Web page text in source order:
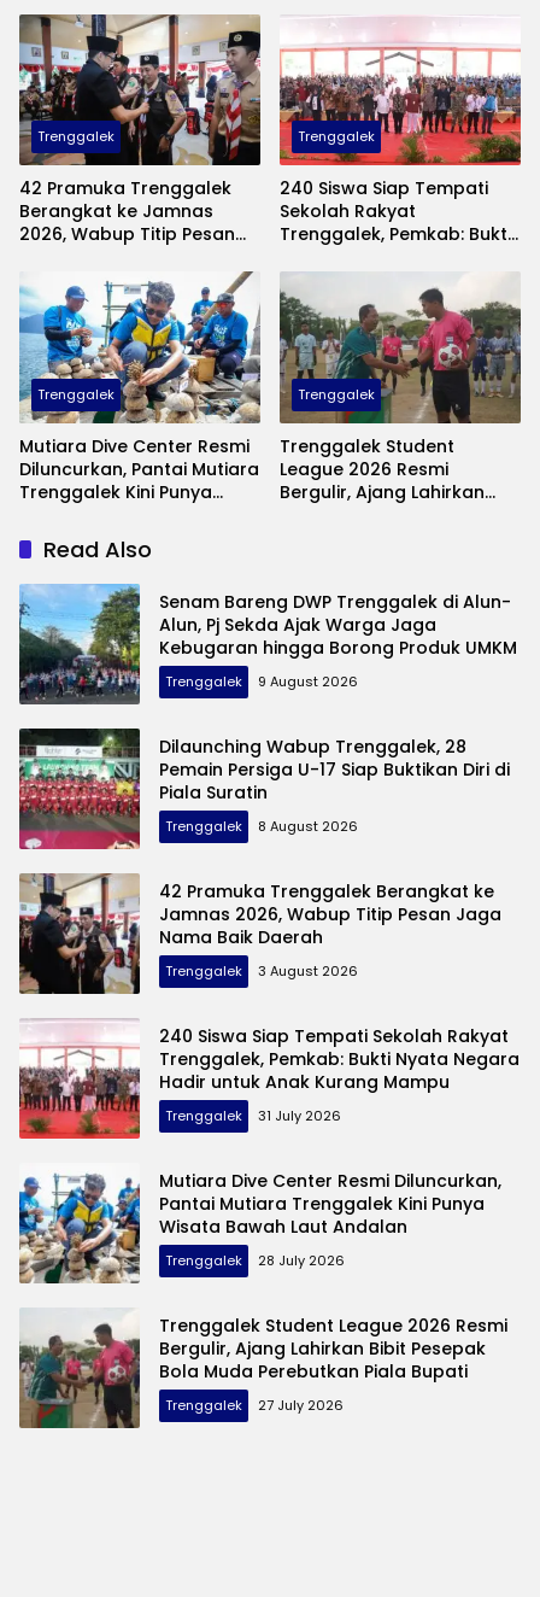
Produk UMKM
Trenggalek
42 Pramuka Trenggalek
Berangkat ke Jamnas
2026, Wabup Titip Pesan
Trenggalek
240 Siswa Siap Tempati
Sekolah Rakyat
Trenggalek, Pemkab: Bukti
Anak Kurang Mampu
Trenggalek
Mutiara Dive Center Resmi
Diluncurkan, Pantai Mutiara
Trenggalek Kini Punya
Andalan
Trenggalek
Trenggalek Student
League 2026 Resmi
Bergulir, Ajang Lahirkan
Read Also
Senam Bareng DWP Trenggalek di Alun-
Alun, Pj Sekda Ajak Warga Jaga
Kebugaran hingga Borong Produk UMKM
Trenggalek 9 August 2026
Dilaunching Wabup Trenggalek, 28
Pemain Persiga U-17 Siap Buktikan Diri di
Piala Suratin
Trenggalek 8 August 2026
42 Pramuka Trenggalek Berangkat ke
Jamnas 2026, Wabup Titip Pesan Jaga
Nama Baik Daerah
Trenggalek 3 August 2026
240 Siswa Siap Tempati Sekolah Rakyat
Trenggalek, Pemkab: Bukti Nyata Negara
Hadir untuk Anak Kurang Mampu
Trenggalek 31 July 2026
Mutiara Dive Center Resmi Diluncurkan,
Pantai Mutiara Trenggalek Kini Punya
Wisata Bawah Laut Andalan
Trenggalek 28 July 2026
Trenggalek Student League 2026 Resmi
Bergulir, Ajang Lahirkan Bibit Pesepak
Bola Muda Perebutkan Piala Bupati
Trenggalek 27 July 2026